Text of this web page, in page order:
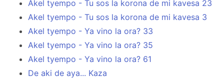
Akel tyempo - Tu sos la korona de mi kavesa 23
Akel tyempo - Tu sos la korona de mi kavesa 3
Akel tyempo - Ya vino la ora? 33
Akel tyempo - Ya vino la ora? 35
Akel tyempo - Ya vino la ora? 61
De aki de aya... Kaza